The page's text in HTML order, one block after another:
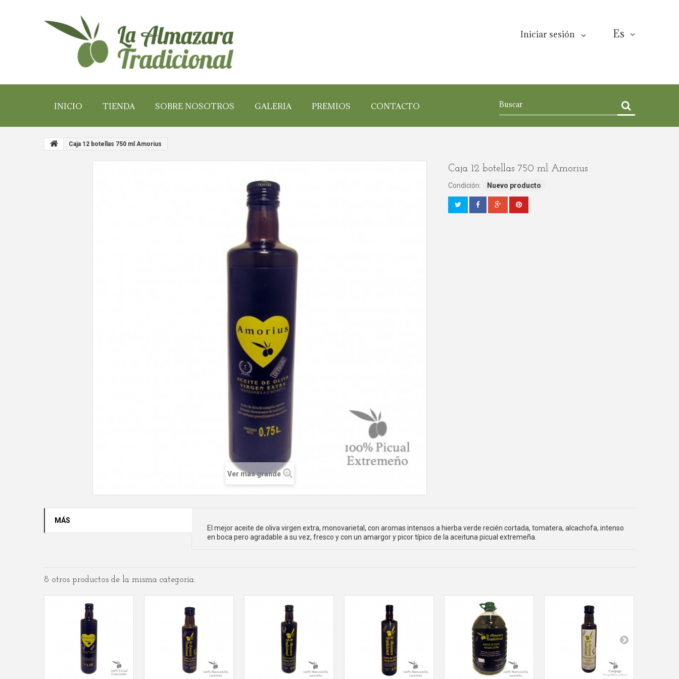
Es
Iniciar sesión
INICIO TIENDA SOBRE NOSOTROS GALERIA PREMIOS CONTACTO
Caja 12 botellas 750 ml Amorius
Ver más grande
Caja 12 botellas 750 ml Amorius
Condición: Nuevo producto
MÁS
El mejor aceite de oliva virgen extra, monovarietal, con aromas intensos a hierba verde recién cortada, tomatera, alcachofa, intenso
en boca pero agradable a su vez, fresco y con un amargor y picor típico de la aceituna picual extremeña.
8 otros productos de la misma categoría: